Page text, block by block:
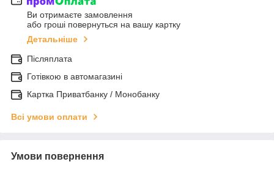
Ви отримаєте замовлення
або гроші повернуться на вашу картку
Детальніше
Післяплата
Готівкою в автомагазині
Картка Приватбанку / Монобанку
Всі умови оплати
Умови повернення